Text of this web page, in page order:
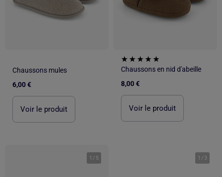
Chaussons mules
6,00 €
Voir le produit
Chaussons en nid d'abeille
8,00 €
Voir le produit
1 / 5 1 / 3